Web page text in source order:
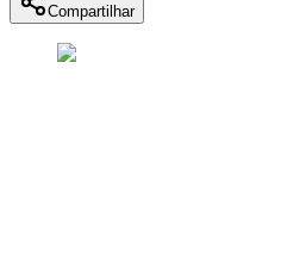
Compartilhar